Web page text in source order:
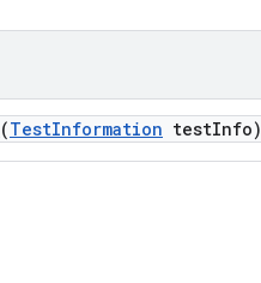
(TestInformation testInfo)